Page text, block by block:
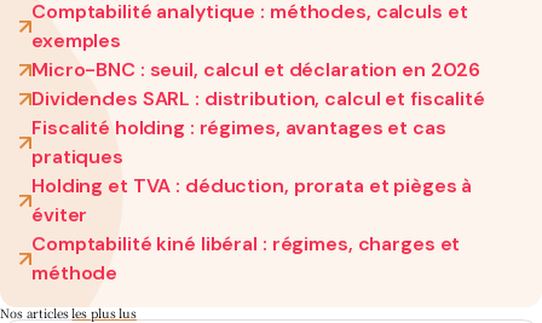
Comptabilité analytique : méthodes, calculs et
exemples
Micro-BNC : seuil, calcul et déclaration en 2026
Dividendes SARL : distribution, calcul et fiscalité
Fiscalité holding : régimes, avantages et cas
pratiques
Holding et TVA : déduction, prorata et pièges à
éviter
Comptabilité kiné libéral : régimes, charges et
méthode
Nos articlesles plus lus